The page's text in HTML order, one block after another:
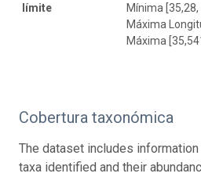
límite
Mínima
Máxima
Máxima
Cobertura taxonómica
The dataset includes
taxa identified and their